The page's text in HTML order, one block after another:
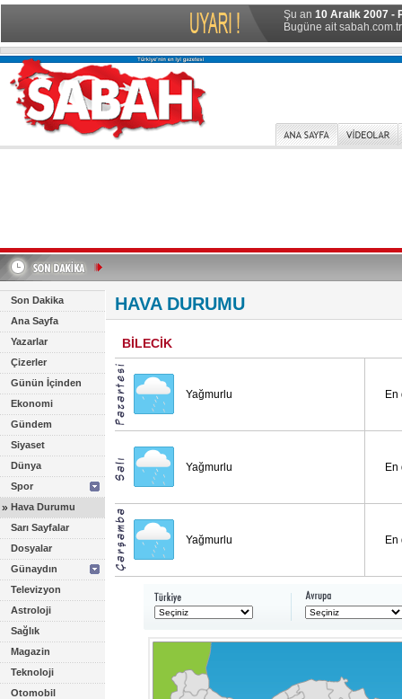
Şu an 10 Aralık 2007 -
Bugüne ait
Son Dakika
Ana Sayfa
Yazarlar
Çizerler
Günün İçinden
Ekonomi
Gündem
Siyaset
Dünya
Spor
» Hava Durumu
Sarı Sayfalar
Dosyalar
Günaydın
Televizyon
Astroloji
Sağlık
Magazin
Teknoloji
Otomobil
HAVA DURUMU
BİLECİK
Yağmurlu En
Yağmurlu En
Yağmurlu En